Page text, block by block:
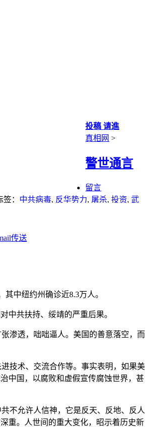
投稿 请進
真相网 >
警世通言
留言
签： 中共病毒, 反华势力, 屠杀, 投资, 武
中纽约州确诊近8.3万人。
中共扶持、绥靖的严重后果。
张渗透，咄咄逼人。美国的善意落空，而
技术、交流合作等。事实表明，如果美
中国，以腐败和虚假宣传腐蚀世界，甚
不允许人信神，它是反天、反地、反人
重。人世间的重大变化，昭示着历史新